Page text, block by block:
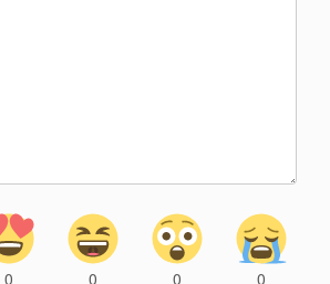
0 0 0 0